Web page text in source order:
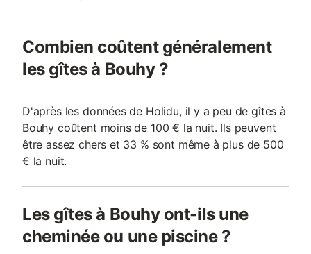
Combien coûtent généralement
les gîtes à Bouhy ?
D'après les données de Holidu, il y a peu de gîtes à
Bouhy coûtent moins de 100 € la nuit. Ils peuvent
être assez chers et 33 % sont même à plus de 500
€ la nuit.
Les gîtes à Bouhy ont-ils une
cheminée ou une piscine ?